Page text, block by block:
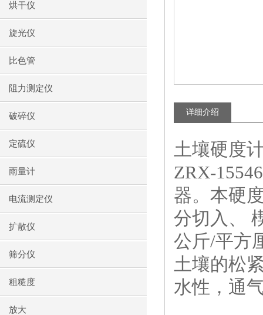
烘干仪
旋光仪
比色管
阻力测定仪
破碎仪
定硫仪
雨量计
电流测定仪
扩散仪
筛分仪
粗糙度
放大
详细介绍
土壤硬度
ZRX-
器。本硬
分切入、
公斤/平方
土壤的松
水性，通